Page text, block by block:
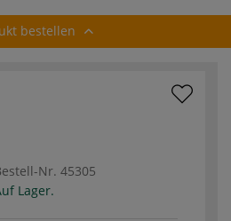
bestellen
Nr. 45305
Lager.